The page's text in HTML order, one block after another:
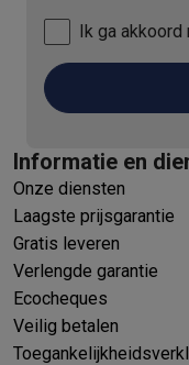
Ik ga akkoord
Informatie en
Onze diensten
Laagste prijsgarantie
Gratis leveren
Verlengde garantie
Ecocheques
Veilig betalen